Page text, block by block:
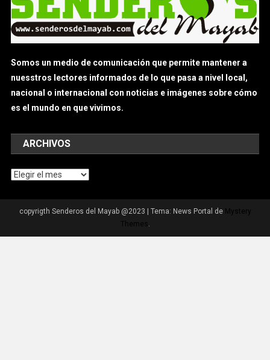
Somos un medio de comunicación que permite mantener a
nuesstros lectores informados de lo que pasa a nivel local,
nacional o internacional con noticias e imágenes sobre cómo
es el mundo en que vivimos.
ARCHIVOS
Archivos
copyrigth Senderos del Mayab @2023 Tema: News Portal de Mystery
Themes .